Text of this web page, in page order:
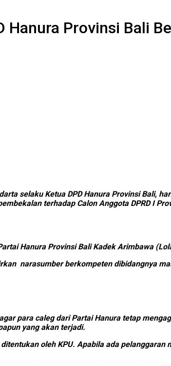
Hanura Provinsi Bali
selaku Ketua DPD Hanura Provinsi Bali,
terhadap Calon Anggota DPRD I
Hanura Provinsi Bali Kadek Arimbawa
narasumber berkompeten dibidangnya
para caleg dari Partai Hanura tetap
yang akan terjadi.
oleh KPU. Apabila ada pelanggaran